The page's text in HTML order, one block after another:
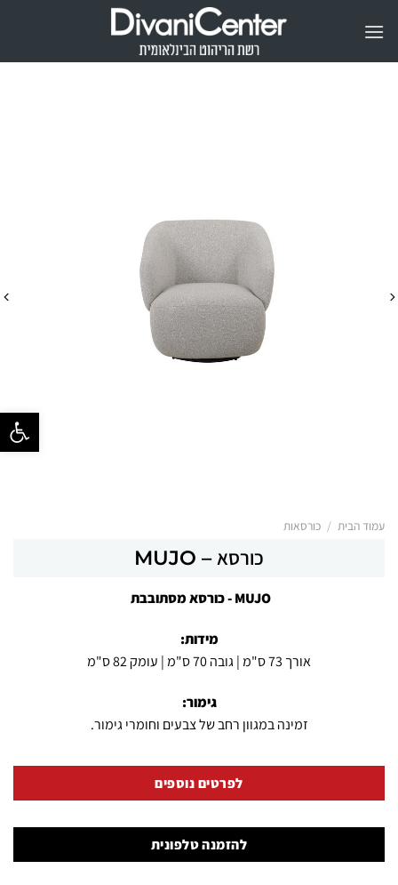
פתח
עמוד הבית / כורסאות
כורסא – MUJO
MUJO - כורסא מסתובבת
מידות:
אורך 73 ס"מ | גובה 70 ס"מ | עומק 82 ס"מ
גימור:
זמינה במגוון רחב של צבעים וחומרי גימור.
לפרטים נוספים
להזמנה טלפונית